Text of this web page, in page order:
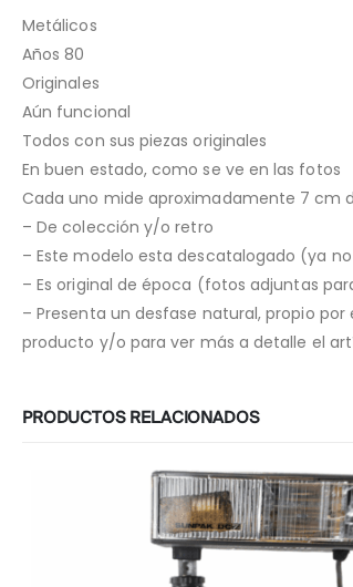
Metálicos
Años 80
Originales
Aún funcional
Todos con sus piezas originales
En buen estado, como se ve en las fotos
Cada uno mide aproximadamente 7 cm
– De colección y/o retro
– Este modelo esta descatalogado (ya
– Es original de época (fotos adjuntas
– Presenta un desfase natural, propio
producto y/o para ver más a detalle el
PRODUCTOS RELACIONADOS